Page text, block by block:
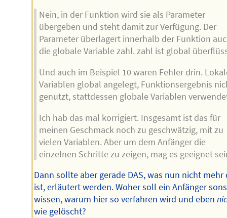
Nein, in der Funktion wird sie als Parameter
übergeben und steht damit zur Verfügung. Der
Parameter überlagert innerhalb der Funktion
die globale Variable zahl. zahl ist global
Und auch im Beispiel 10 waren Fehler drin.
Variablen global angelegt, Funktionsergebnis
genutzt, stattdessen globale Variablen
Ich hab das mal korrigiert. Insgesamt ist das für
meinen Geschmack noch zu geschwätzig, mit zu
vielen Variablen. Aber um dem Anfänger die
einzelnen Schritte zu zeigen, mag es geeignet
Dann sollte aber gerade DAS, was nun nicht mehr
ist, erläutert werden. Woher soll ein Anfänger
wissen, warum hier so verfahren wird und eben
wie gelöscht?